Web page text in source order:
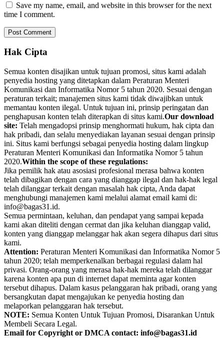
Save my name, email, and website in this browser for the next
time I comment.
Hak Cipta
Semua konten disajikan untuk tujuan promosi, situs kami adalah
penyedia hosting yang ditetapkan dalam Peraturan Menteri
Komunikasi dan Informatika Nomor 5 tahun 2020. Sesuai dengan
peraturan terkait; manajemen situs kami tidak diwajibkan untuk
memantau konten ilegal. Untuk tujuan ini, prinsip peringatan dan
penghapusan konten telah diterapkan di situs kami.Our download
site: Telah mengadopsi prinsip menghormati hukum, hak cipta dan
hak pribadi, dan selalu menyediakan layanan sesuai dengan prinsip
ini. Situs kami berfungsi sebagai penyedia hosting dalam lingkup
Peraturan Menteri Komunikasi dan Informatika Nomor 5 tahun
2020.Within the scope of these regulations:
Jika pemilik hak atau asosiasi profesional merasa bahwa konten
telah dibagikan dengan cara yang dianggap ilegal dan hak-hak legal
telah dilanggar terkait dengan masalah hak cipta, Anda dapat
menghubungi manajemen kami melalui alamat email kami di:
info@bagas31.id.
Semua permintaan, keluhan, dan pendapat yang sampai kepada
kami akan diteliti dengan cermat dan jika keluhan dianggap valid,
konten yang dianggap melanggar hak akan segera dihapus dari situs
kami.
Attention: Peraturan Menteri Komunikasi dan Informatika Nomor 5
tahun 2020; telah memperkenalkan berbagai regulasi dalam hal
privasi. Orang-orang yang merasa hak-hak mereka telah dilanggar
karena konten apa pun di internet dapat meminta agar konten
tersebut dihapus. Dalam kasus pelanggaran hak pribadi, orang yang
bersangkutan dapat mengajukan ke penyedia hosting dan
melaporkan pelanggaran hak tersebut.
NOTE: Semua Konten Untuk Tujuan Promosi, Disarankan Untuk
Membeli Secara Legal.
Email for Copyright or DMCA contact: info@bagas31.id